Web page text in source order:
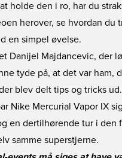
holde den i ro, har du
herover, se hvordan du
en simpel øvelse.
Danijel Majdancevic, der
tyde på, at det var ham,
blev delt tips og tricks
Nike Mercurial Vapor IX
en dertilhørende tur i den
samme superstjerne.